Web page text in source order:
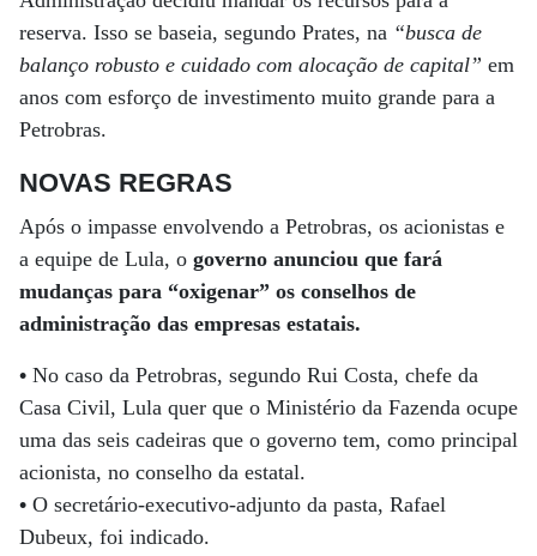
reserva. Isso se baseia, segundo Prates, na “busca de
balanço robusto e cuidado com alocação de capital” em
anos com esforço de investimento muito grande para a
Petrobras.
NOVAS REGRAS
Após o impasse envolvendo a Petrobras, os acionistas e
a equipe de Lula, o governo anunciou que fará
mudanças para “oxigenar” os conselhos de
administração das empresas estatais.
• No caso da Petrobras, segundo Rui Costa, chefe da
Casa Civil, Lula quer que o Ministério da Fazenda ocupe
uma das seis cadeiras que o governo tem, como principal
acionista, no conselho da estatal.
• O secretário-executivo-adjunto da pasta, Rafael
Dubeux, foi indicado.